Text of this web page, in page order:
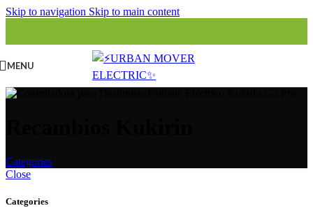
Skip to navigation Skip to main content
MENU
Categories
Close
Categories